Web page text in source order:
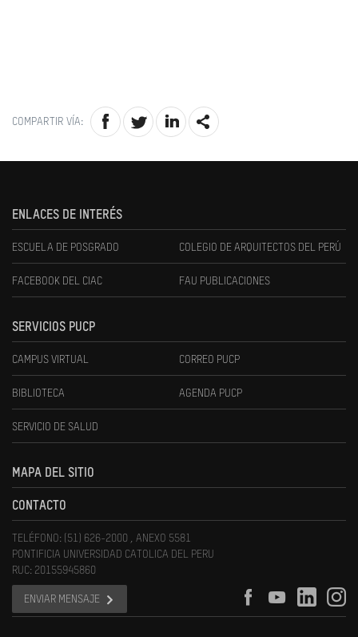
COMPARTIR VÍA:
ENLACES DE INTERÉS
ESCUELA DE POSGRADO COLEGIO DE ARQUITECTOS DEL PERÚ
FACEBOOK DEL CIAC FAU PUBLICACIONES
SERVICIOS PUCP
CAMPUS VIRTUAL CORREO PUCP
BIBLIOTECA AGENDA PUCP
SERVICIO DE SALUD
MAPA DEL SITIO
CONTACTO
TELÉFONO: (51) 626-2000 , ANEXO 5581
PONTIFICIA UNIVERSIDAD CATOLICA DEL PERU
RUC: 20155945860
ENVIAR MENSAJE